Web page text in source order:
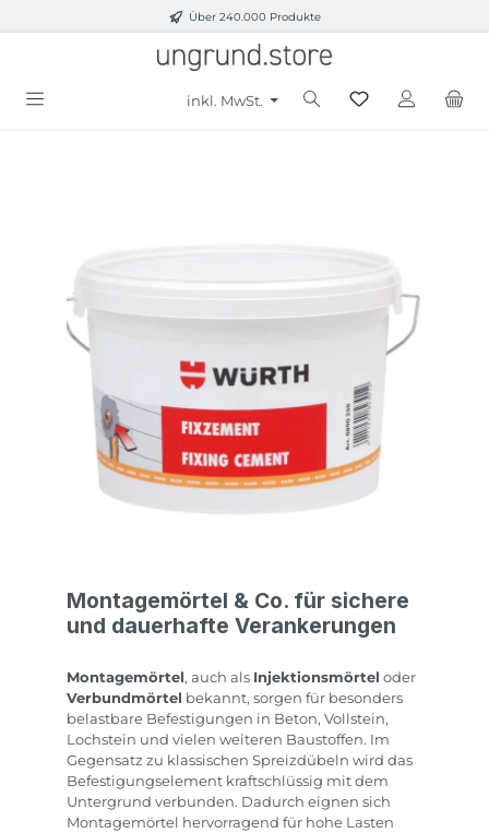
Zum Hauptinhalt springenÜber 240.000 Produkte
inkl. MwSt.
Montagemörtel & Co. für sichere
und dauerhafte Verankerungen
Montagemörtel, auch als Injektionsmörtel oder
Verbundmörtel bekannt, sorgen für besonders
belastbare Befestigungen in Beton, Vollstein,
Lochstein und vielen weiteren Baustoffen. Im
Gegensatz zu klassischen Spreizdübeln wird das
Befestigungselement kraftschlüssig mit dem
Untergrund verbunden. Dadurch eignen sich
Montagemörtel hervorragend für hohe Lasten